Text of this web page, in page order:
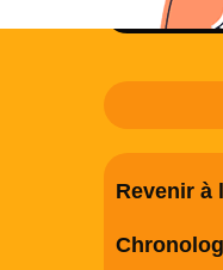
Revenir à